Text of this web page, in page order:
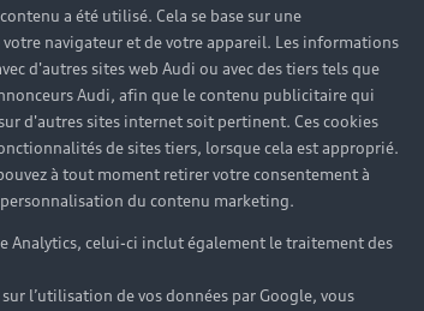
la réponse à
de chez vous afin qu’il vous
a été utilisé. Cela se base sur une
navigateur et de votre appareil. Les informations
d'autres sites web Audi ou avec des tiers tels que
Audi, afin que le contenu publicitaire qui
d'autres sites internet soit pertinent. Ces cookies
de sites tiers, lorsque cela est approprié.
à tout moment retirer votre consentement à
du contenu marketing.
Analytics, celui-ci inclut également le traitement des
l’utilisation de vos données par Google, vous